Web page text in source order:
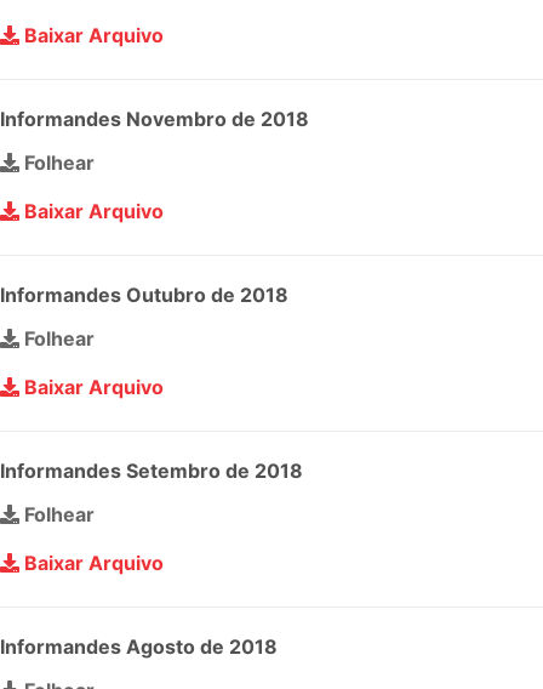
Baixar Arquivo
Informandes Novembro de 2018
Folhear
Baixar Arquivo
Informandes Outubro de 2018
Folhear
Baixar Arquivo
Informandes Setembro de 2018
Folhear
Baixar Arquivo
Informandes Agosto de 2018